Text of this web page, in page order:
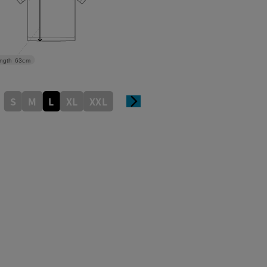
63cm
S M L XL XXL